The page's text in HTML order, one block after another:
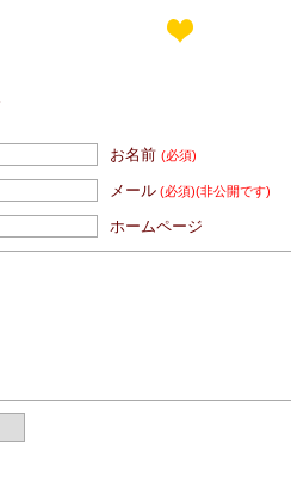
お名前(必須)
メール (必須)(非公開です)
ホームページ